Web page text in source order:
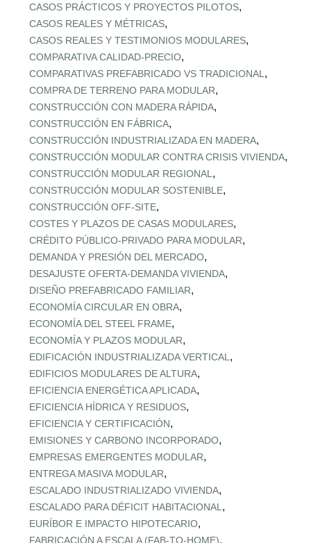
CASOS PRÁCTICOS Y PROYECTOS PILOTOS,
CASOS REALES Y MÉTRICAS,
CASOS REALES Y TESTIMONIOS MODULARES,
COMPARATIVA CALIDAD‑PRECIO,
COMPARATIVAS PREFABRICADO VS TRADICIONAL ,
COMPRA DE TERRENO PARA MODULAR,
CONSTRUCCIÓN CON MADERA RÁPIDA,
CONSTRUCCIÓN EN FÁBRICA,
CONSTRUCCIÓN INDUSTRIALIZADA EN MADERA,
CONSTRUCCIÓN MODULAR CONTRA CRISIS VIVIENDA,
CONSTRUCCIÓN MODULAR REGIONAL ,
CONSTRUCCIÓN MODULAR SOSTENIBLE,
CONSTRUCCIÓN OFF‑SITE,
COSTES Y PLAZOS DE CASAS MODULARES,
CRÉDITO PÚBLICO‑PRIVADO PARA MODULAR,
DEMANDA Y PRESIÓN DEL MERCADO,
DESAJUSTE OFERTA‑DEMANDA VIVIENDA,
DISEÑO PREFABRICADO FAMILIAR,
ECONOMÍA CIRCULAR EN OBRA,
ECONOMÍA DEL STEEL FRAME,
ECONOMÍA Y PLAZOS MODULAR,
EDIFICACIÓN INDUSTRIALIZADA VERTICAL ,
EDIFICIOS MODULARES DE ALTURA,
EFICIENCIA ENERGÉTICA APLICADA,
EFICIENCIA HÍDRICA Y RESIDUOS,
EFICIENCIA Y CERTIFICACIÓN,
EMISIONES Y CARBONO INCORPORADO,
EMPRESAS EMERGENTES MODULAR,
ENTREGA MASIVA MODULAR,
ESCALADO INDUSTRIALIZADO VIVIENDA,
ESCALADO PARA DÉFICIT HABITACIONAL ,
EURÍBOR E IMPACTO HIPOTECARIO,
FABRICACIÓN A ESCALA (FAB‑TO‑HOME),